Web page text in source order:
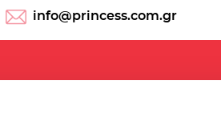
info@princess.com.gr